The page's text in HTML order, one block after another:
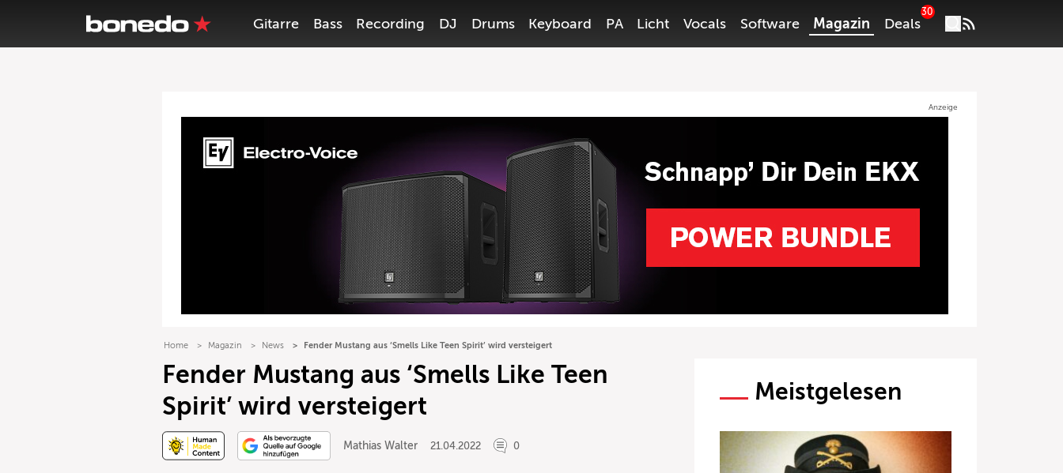
Gitarre Bass Recording DJ Drums Keyboard PA Licht Vocals Software Magazin Deals
30
Anzeige
Home Magazin News Fender Mustang aus ‘Smells Like Teen Spirit’ wird versteigert
Fender Mustang aus ‘Smells Like Teen
Spirit’ wird versteigert
Mathias Walter 21.04.2022 0
Meistgelesen